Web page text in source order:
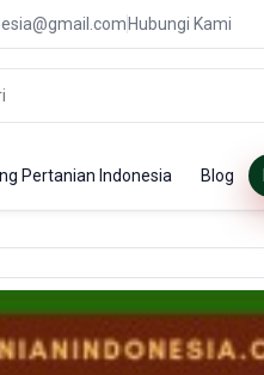
Hubungi Kami
Pertanian Indonesia Blog